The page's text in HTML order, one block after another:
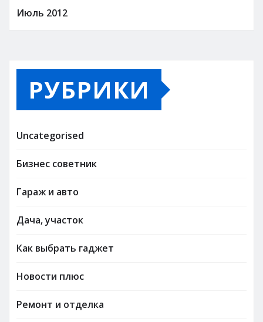
Июль 2012
РУБРИКИ
Uncategorised
Бизнес советник
Гараж и авто
Дача, участок
Как выбрать гаджет
Новости плюс
Ремонт и отделка